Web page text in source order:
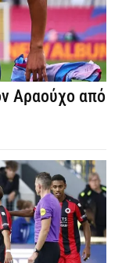
Αραούχο από